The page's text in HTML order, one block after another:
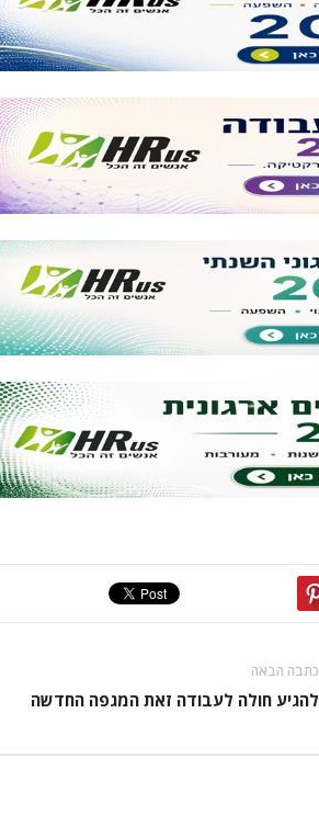
כתבה הבאה
להגיע חולה לעבודה זאת המגפה החדשה